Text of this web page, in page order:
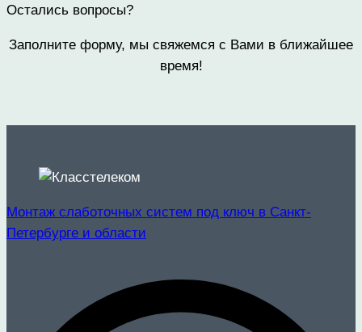
Остались вопросы?
Заполните форму, мы свяжемся с Вами в ближайшее
время!
Монтаж слаботочных систем под ключ в Санкт-
Петербурге и области